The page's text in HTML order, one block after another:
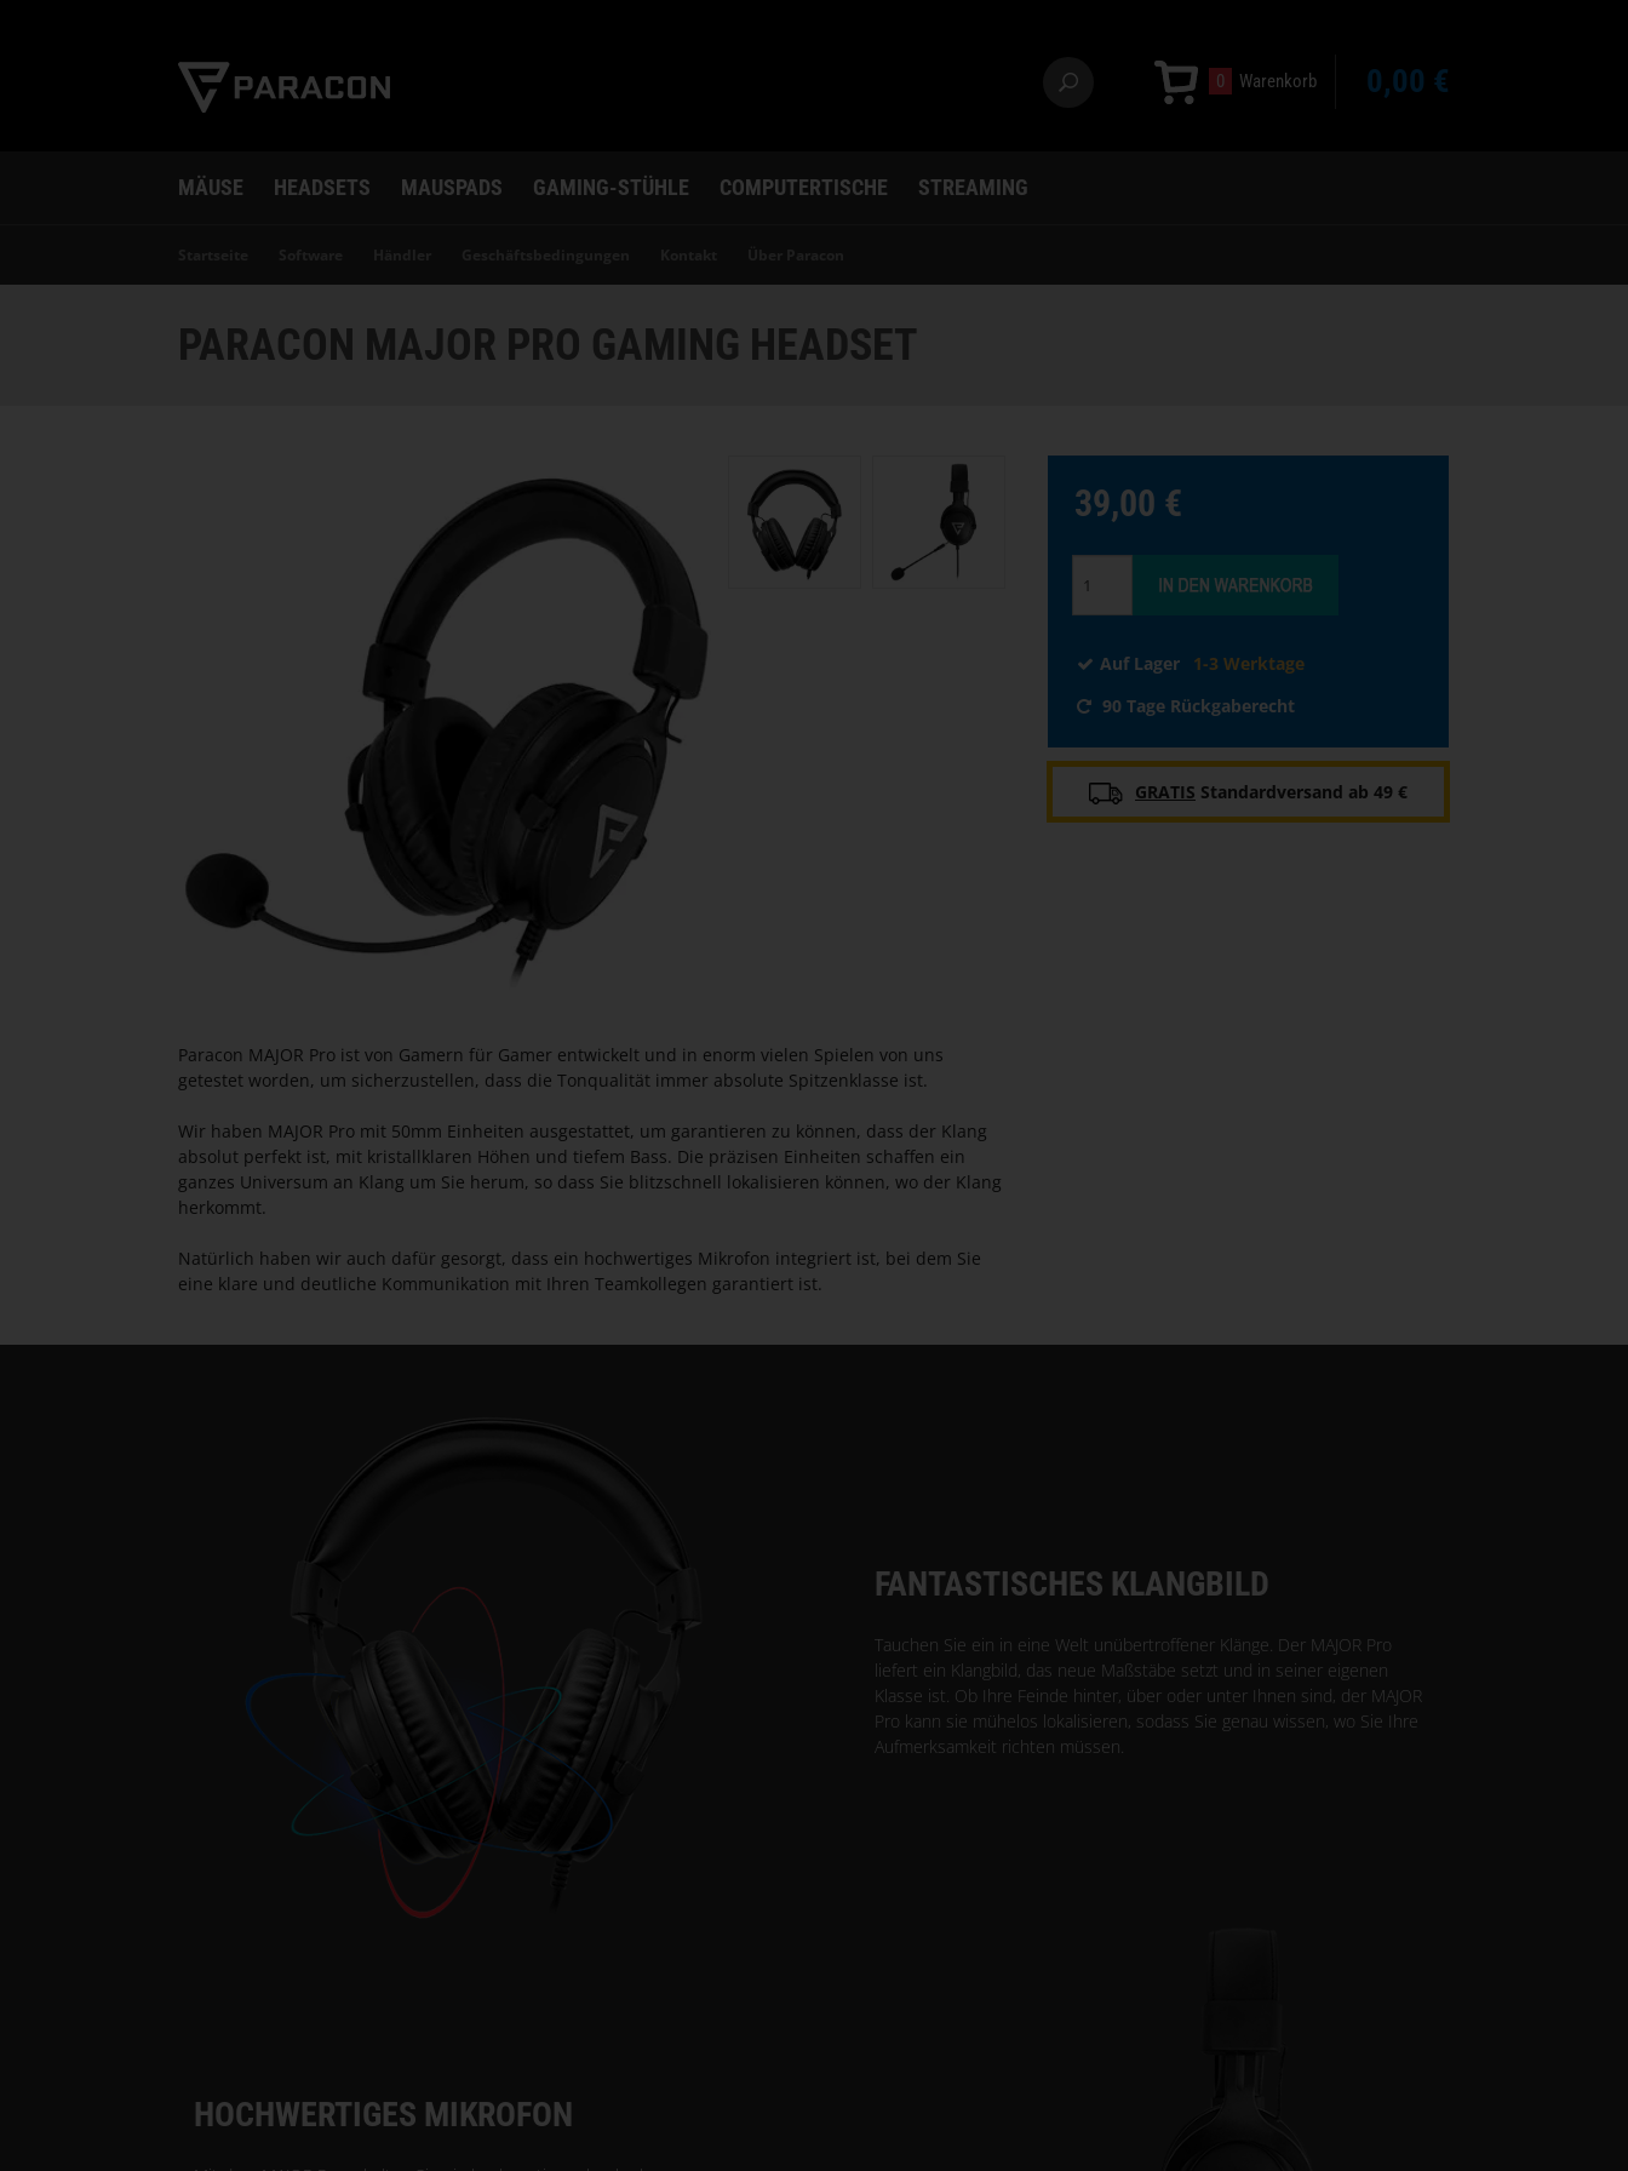
0 Warenkorb 0,00 €
MÄUSE HEADSETS MAUSPADS GAMING-STÜHLE COMPUTERTISCHE STREAMING
PARACON MAJOR PRO GAMING HEADSET
Paracon MAJOR Pro ist von Gamern für Gamer entwickelt und in enorm vielen Spielen von uns
getestet worden, um sicherzustellen, dass die Tonqualität immer absolute Spitzenklasse ist.
Wir haben MAJOR Pro mit 50mm Einheiten ausgestattet, um garantieren zu können, dass der Klang
absolut perfekt ist, mit kristallklaren Höhen und tiefem Bass. Die präzisen Einheiten schaffen ein
ganzes Universum an Klang um Sie herum, so dass Sie blitzschnell lokalisieren können, wo der Klang
herkommt.
Natürlich haben wir auch dafür gesorgt, dass ein hochwertiges Mikrofon integriert ist, bei dem Sie
eine klare und deutliche Kommunikation mit Ihren Teamkollegen garantiert ist.
39,00 €
Auf Lager
1-3 Werktage
90 Tage Rückgaberecht
GRATIS Standardversand ab 49 €
FANTASTISCHES KLANGBILD
Tauchen Sie ein in eine Welt unübertroffener Klänge. Der MAJOR Pro
liefert ein Klangbild, das neue Maßstäbe setzt und in seiner eigenen
Klasse ist. Ob Ihre Feinde hinter, über oder unter Ihnen sind, der MAJOR
Pro kann sie mühelos lokalisieren, sodass Sie genau wissen, wo Sie Ihre
Aufmerksamkeit richten müssen.
HOCHWERTIGES MIKROFON